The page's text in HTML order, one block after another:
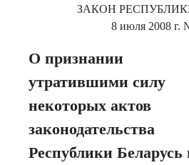
ЗАКОН
8 июля 2008 г.
О признании
утратившими силу
некоторых актов
законодательства
Республики Беларусь